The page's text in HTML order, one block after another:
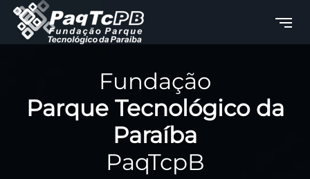
Fundação
Parque Tecnológico da
Paraíba
PaqTcpB